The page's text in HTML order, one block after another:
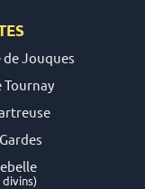
de Jouques
Tournay